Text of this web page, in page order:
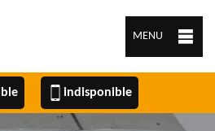
MENU
indisponible